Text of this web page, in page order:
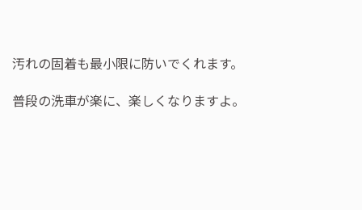
汚れの固着も最小限に防いでくれます。
普段の洗車が楽に、楽しくなりますよ。